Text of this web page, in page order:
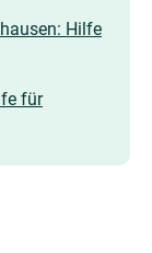
Hilfe
für